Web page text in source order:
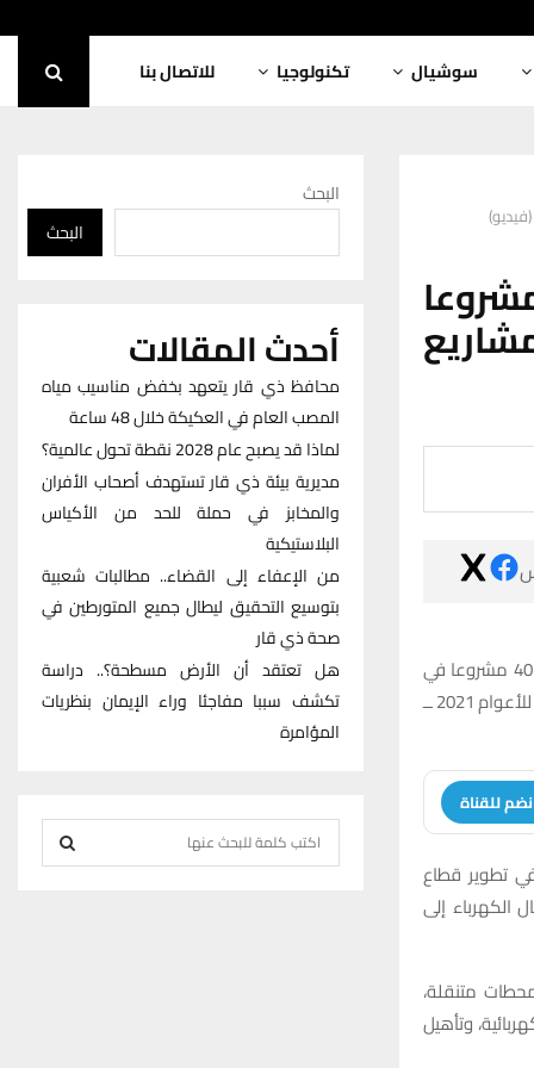
سوشيال تكنولوجيا للاتصال بنا
محافظة ذي قار: إنجاز 40 مشروعا
الكهرباء واستمرار العمل بـ5 مشاريع
أعلن رئيس صندوق إعمار محافظة ذي قار، المهندس محمد جواد الزيدي، عن إنجاز وتدشين 40 مشروعا في
قطاع الكهرباء، بالإضافة إلى استمرار العمل في 5 مشاريع أخرى، ضمن خطة مشاريع الصندوق للأعوام 2021 ــ
للقناة
تطوير قطاع
الكهرباء إلى
متنقلة،
وتأهيل
البحث
البحث
أحدث المقالات
محافظ ذي قار يتعهد بخفض مناسيب مياه
المصب العام في العكيكة خلال 48 ساعة
لماذا قد يصبح عام 2028 نقطة تحول عالمية؟
مديرية بيئة ذي قار تستهدف أصحاب الأفران
والمخابز في حملة للحد من الأكياس
البلاستيكية
من الإعفاء إلى القضاء.. مطالبات شعبية
بتوسيع التحقيق ليطال جميع المتورطين في
صحة ذي قار
هل تعتقد أن الأرض مسطحة؟.. دراسة
تكشف سببا مفاجئا وراء الإيمان بنظريات
المؤامرة
e